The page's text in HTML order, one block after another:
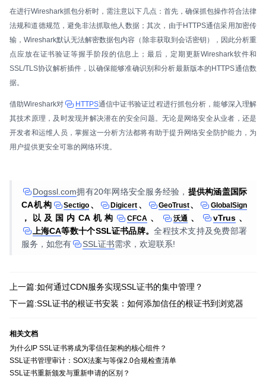
在进行Wireshark抓包分析时，需注意以下几点：首先，确保抓包操作符合法律
法规和道德规范，避免非法抓取他人数据；其次，由于HTTPS通信采用加密传
输，Wireshark默认无法解密数据包内容（除非获取到会话密钥），因此分析重
点应放在证书验证等握手阶段的信息上；最后，定期更新Wireshark软件和
SSL/TLS协议解析插件，以确保能够准确识别和分析最新版本的HTTPS通信数
据。
借助Wireshark对 HTTPS通信中证书验证过程进行抓包分析，能够深入理解
其技术原理，及时发现并解决潜在的安全问题。无论是网络安全从业者，还是
开发者和运维人员，掌握这一分析方法都将有助于提升网络安全防护能力，为
用户提供更安全可靠的网络环境。
Dogssl.com拥有20年网络安全服务经验， 提供构涵盖国际
CA机构
Sectigo 、 Digicert 、 GeoTrust、 GlobalSign
，以及国内CA机构 CFCA 、 沃通 、 vTrus、
上海CA等数十个SSL证书品牌。全程技术支持及免费部署
服务，如您有
SSL证书需求，欢迎联系!
上一篇:如何通过CDN服务实现SSL证书的集中管理？
下一篇:SSL证书的根证书安装：如何添加信任的根证书到浏览器
相关文档
为什么IP SSL证书将成为零信任架构的核心组件？
SSL证书管理审计：SOX法案与等保2.0合规检查清单
SSL证书重新颁发与重新申请的区别？